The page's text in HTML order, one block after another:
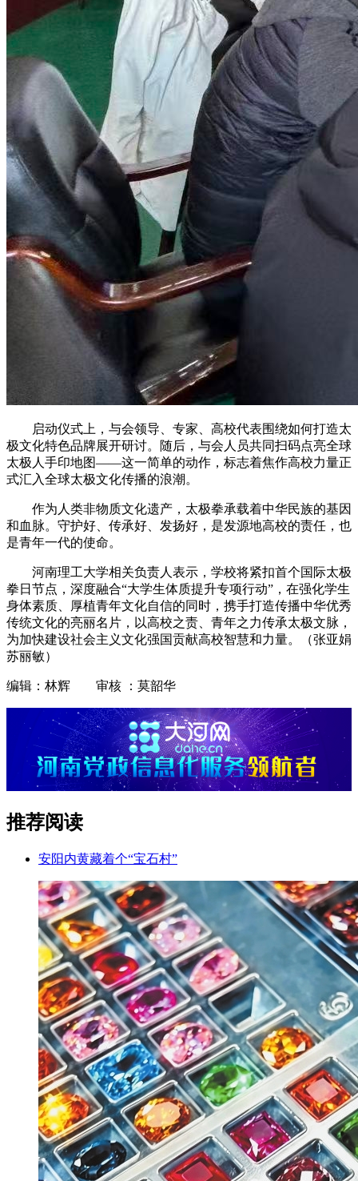
启动仪式上，与会领导、专家、高校代表围绕如何打造太
极文化特色品牌展开研讨。随后，与会人员共同扫码点亮全球
太极人手印地图——这一简单的动作，标志着焦作高校力量正
式汇入全球太极文化传播的浪潮。
作为人类非物质文化遗产，太极拳承载着中华民族的基因
和血脉。守护好、传承好、发扬好，是发源地高校的责任，也
是青年一代的使命。
河南理工大学相关负责人表示，学校将紧扣首个国际太极
拳日节点，深度融合“大学生体质提升专项行动”，在强化学生
身体素质、厚植青年文化自信的同时，携手打造传播中华优秀
传统文化的亮丽名片，以高校之责、青年之力传承太极文脉，
为加快建设社会主义文化强国贡献高校智慧和力量。（张亚娟
苏丽敏）
编辑：林辉 审核 ：莫韶华
推荐阅读
安阳内黄藏着个“宝石村”